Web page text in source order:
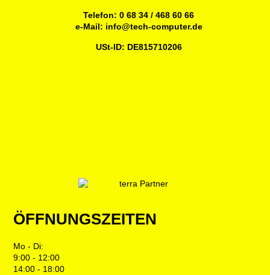
Telefon:0 68 34 / 468 60 66
e-Mail: info@tech-computer.de
USt-ID: DE815710206
ÖFFNUNGSZEITEN
Mo - Di:
9:00 - 12:00
14:00 - 18:00